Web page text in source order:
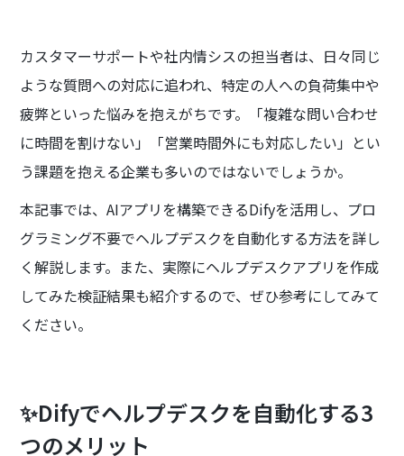
カスタマーサポートや社内情シスの担当者は、日々同じ
ような質問への対応に追われ、特定の人への負荷集中や
疲弊といった悩みを抱えがちです。「複雑な問い合わせ
に時間を割けない」「営業時間外にも対応したい」とい
う課題を抱える企業も多いのではないでしょうか。
本記事では、AIアプリを構築できるDifyを活用し、プロ
グラミング不要でヘルプデスクを自動化する方法を詳し
く解説します。また、実際にヘルプデスクアプリを作成
してみた検証結果も紹介するので、ぜひ参考にしてみて
ください。
✨Difyでヘルプデスクを自動化する3
つのメリット